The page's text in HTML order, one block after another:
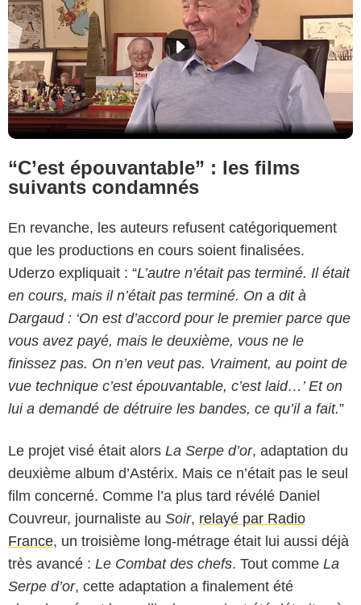
“C’est épouvantable” : les films
suivants condamnés
En revanche, les auteurs refusent catégoriquement
que les productions en cours soient finalisées.
Uderzo expliquait : “L’autre n’était pas terminé. Il était
en cours, mais il n’était pas terminé. On a dit à
Dargaud : ‘On est d’accord pour le premier parce que
vous avez payé, mais le deuxième, vous ne le
finissez pas. On n’en veut pas. Vraiment, au point de
vue technique c’est épouvantable, c’est laid…’ Et on
lui a demandé de détruire les bandes, ce qu’il a fait.”
Le projet visé était alors La Serpe d’or, adaptation du
deuxième album d’Astérix. Mais ce n’était pas le seul
film concerné. Comme l’a plus tard révélé Daniel
Couvreur, journaliste au Soir, relayé par Radio
France, un troisième long-métrage était lui aussi déjà
très avancé : Le Combat des chefs. Tout comme La
Serpe d’or, cette adaptation a finalement été